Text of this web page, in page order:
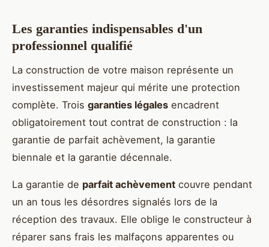
Les garanties indispensables d'un
professionnel qualifié
La construction de votre maison représente un
investissement majeur qui mérite une protection
complète. Trois garanties légales encadrent
obligatoirement tout contrat de construction : la
garantie de parfait achèvement, la garantie
biennale et la garantie décennale.
La garantie de parfait achèvement couvre pendant
un an tous les désordres signalés lors de la
réception des travaux. Elle oblige le constructeur à
réparer sans frais les malfaçons apparentes ou